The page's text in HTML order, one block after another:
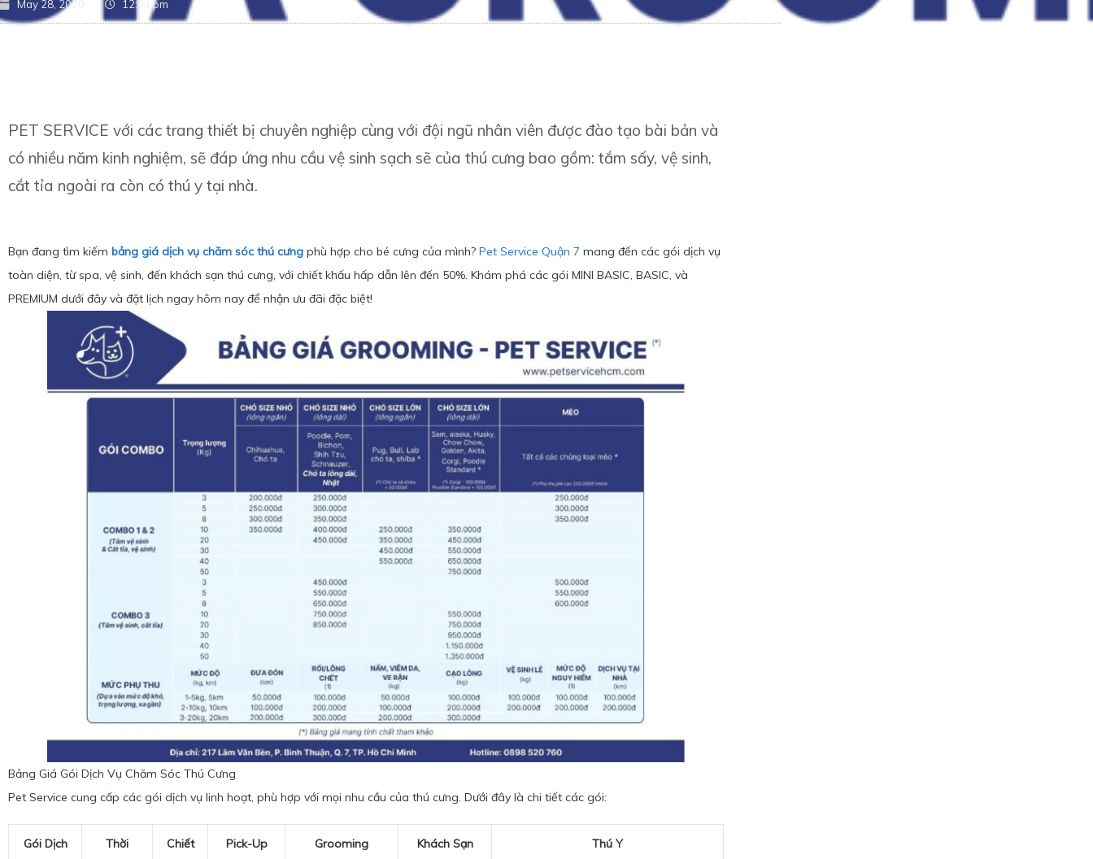
May 28, 2020 12:54 pm
PET SERVICE với các trang thiết bị chuyên nghiệp cùng với đội ngũ nhân viên được đào tạo bài bản và
có nhiều năm kinh nghiệm, sẽ đáp ứng nhu cầu vệ sinh sạch sẽ của thú cưng bao gồm: tắm sấy, vệ sinh,
cắt tỉa ngoài ra còn có thú y tại nhà.
Bạn đang tìm kiếm bảng giá dịch vụ chăm sóc thú cưng phù hợp cho bé cưng của mình? Pet Service Quận 7 mang đến các gói dịch vụ
toàn diện, từ spa, vệ sinh, đến khách sạn thú cưng, với chiết khấu hấp dẫn lên đến 50%. Khám phá các gói MINI BASIC, BASIC, và
PREMIUM dưới đây và đặt lịch ngay hôm nay để nhận ưu đãi đặc biệt!
Bảng Giá Gói Dịch Vụ Chăm Sóc Thú Cưng
Pet Service cung cấp các gói dịch vụ linh hoạt, phù hợp với mọi nhu cầu của thú cưng. Dưới đây là chi tiết các gói:
Gói Dịch
Thời
Chiết
Pick-Up
Grooming
Khách Sạn
Thú Y